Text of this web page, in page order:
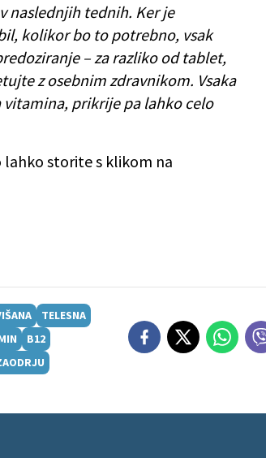
naslednjih tednih. Ker je
kolikor bo to potrebno, vsak
– za razliko od tablet,
z osebnim zdravnikom. Vsaka
prikrije pa lahko celo
lahko storite s klikom na
TELESNA
B12